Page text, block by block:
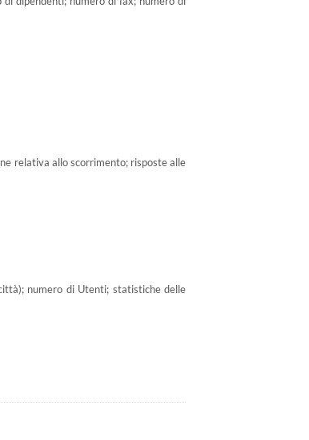
relativa allo scorrimento; risposte alle
numero di Utenti; statistiche delle